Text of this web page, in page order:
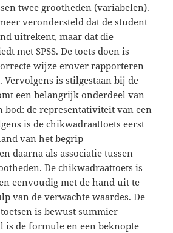
twee grootheden (variabelen).
verondersteld dat de student
uitrekent, maar dat die
met SPSS. De toets doen is
wijze erover rapporteren
is stilgestaan bij de
een belangrijk onderdeel van
bod: de representativiteit van een
is de chikwadraattoets eerst
van het begrip
daarna als associatie tussen
De chikwadraattoets is
eenvoudig met de hand uit te
van de verwachte waardes. De
is bewust summier
is de formule en een beknopte